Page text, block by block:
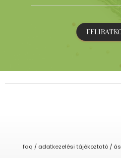
faq / adatkezelési tájékoztató /